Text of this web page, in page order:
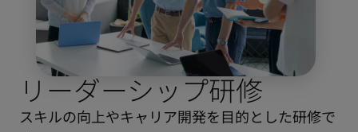
リーダーシップ研修
スキルの向上やキャリア開発を目的とした研修で